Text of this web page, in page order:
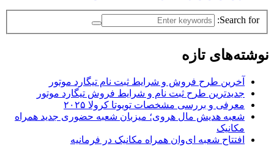
Search for:
نوشته‌های تازه
آخرین طرح فروش و شرایط ثبت نام تیگارد موتور
جدیدترین طرح ثبت نام و شرایط فروش تیگارد موتور
معرفی و بررسی مشخصات تویوتا کرولا ۲۰۲۵
شعبه هدیش مال هروی؛ میزبان شعبه حضوری جدید همراه
مکانیک
افتتاح شعبه ای‌وان همراه مکانیک در فرمانیه